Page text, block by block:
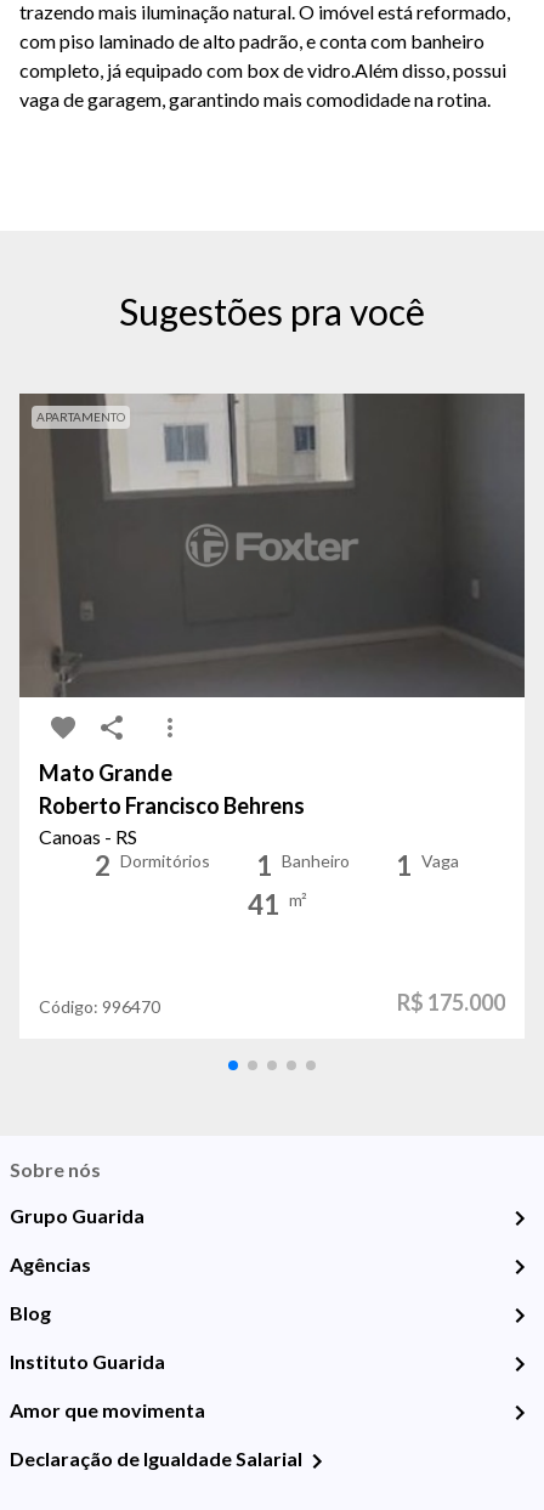
trazendo mais iluminação natural. O imóvel está reformado,
com piso laminado de alto padrão, e conta com banheiro
completo, já equipado com box de vidro.Além disso, possui
vaga de garagem, garantindo mais comodidade na rotina.
Sugestões pra você
APARTAMENTO
Mato Grande
Roberto Francisco Behrens
Canoas - RS
2 Dormitórios 1 Banheiro 1 Vaga
41 m²
Código: 996470 R$ 175.000
Sobre nós
Grupo Guarida
Agências
Blog
Instituto Guarida
Amor que movimenta
Declaração de Igualdade Salarial